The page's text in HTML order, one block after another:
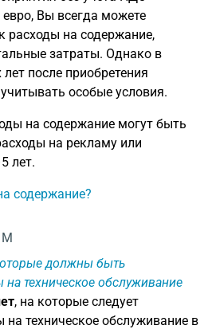
Вы всегда можете
расходы на содержание,
затраты. Однако в
после приобретения
особые условия.
на содержание могут быть
на рекламу или
лет.
содержание?
должны быть
техническое обслуживание
, на которые следует
на техническое обслуживание в